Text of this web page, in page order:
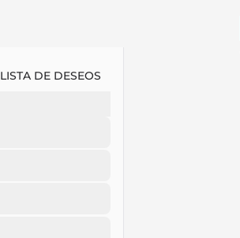
LISTA DE DESEOS